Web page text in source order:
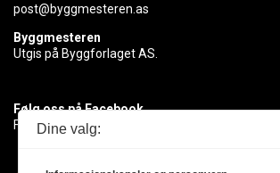
post@byggmesteren.as
Byggmesteren
Utgis på Byggforlaget AS.
Følg oss på Facebook
Få med deg det siste innen byggebransjen
Dine valg: